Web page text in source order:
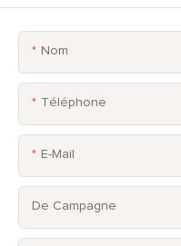
Nom
Téléphone
E-Mail
De Campagne